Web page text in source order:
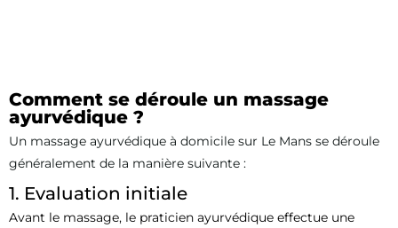
Comment se déroule un massage
ayurvédique ?
Un massage ayurvédique à domicile sur Le Mans se déroule
généralement de la manière suivante :
1. Evaluation initiale
Avant le massage, le praticien ayurvédique effectue une